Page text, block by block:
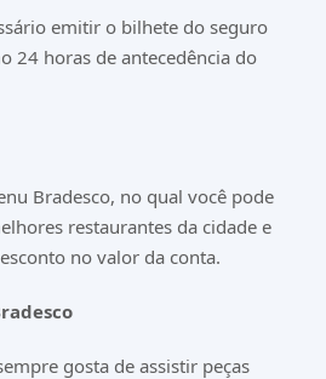
emitir o bilhete do seguro
24 horas de antecedência do
Bradesco, no qual você pode
restaurantes da cidade e
no valor da conta.
gosta de assistir peças